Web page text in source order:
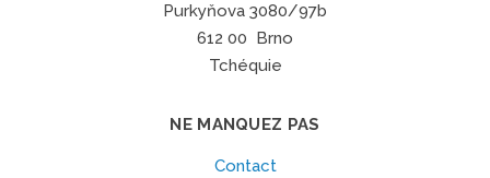
Purkyňova 3080/97b
612 00 Brno
Tchéquie
NE MANQUEZ PAS
Contact